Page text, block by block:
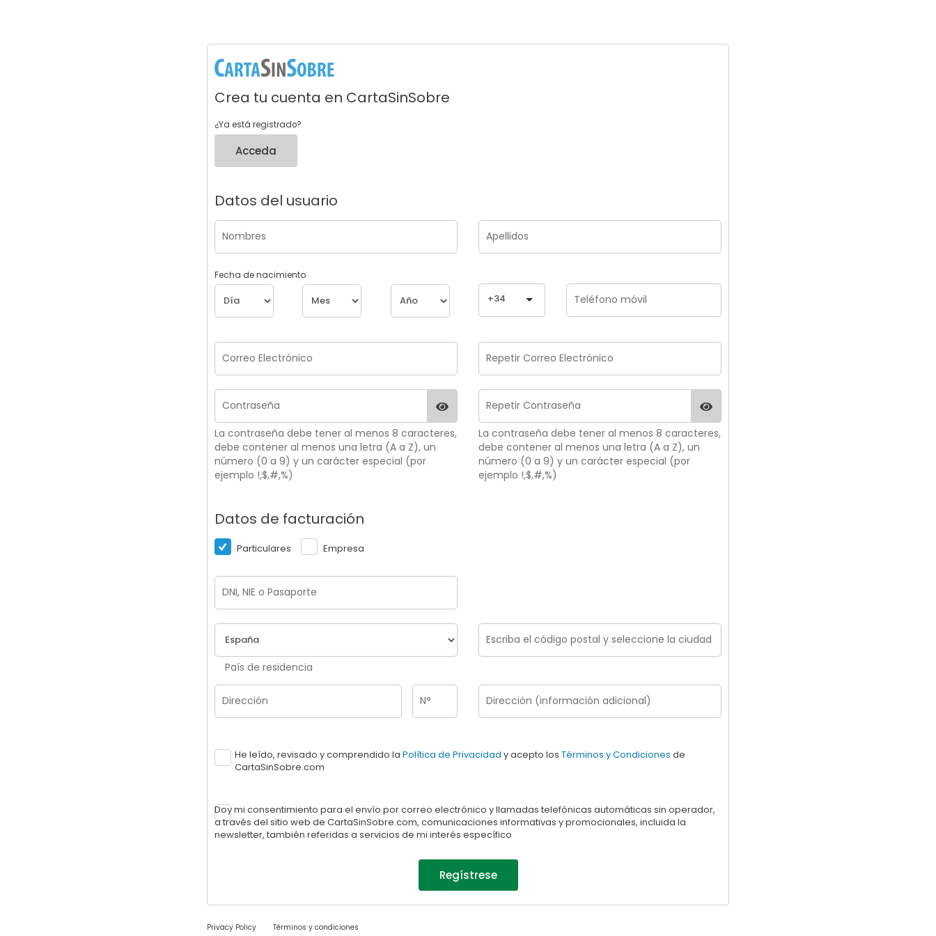
Crea tu cuenta en CartaSinSobre
¿Ya está registrado?
Acceda
Datos del usuario
Fecha de nacimiento
+34
La contraseña debe tener al menos 8 caracteres,
debe contener al menos una letra (A a Z), un
número (0 a 9) y un carácter especial (por
ejemplo !,$,#,%)
La contraseña debe tener al menos 8 caracteres,
debe contener al menos una letra (A a Z), un
número (0 a 9) y un carácter especial (por
ejemplo !,$,#,%)
Datos de facturación
Particulares Empresa
País de residencia
He leído, revisado y comprendido la Política de Privacidad y acepto los Términos y Condiciones de
CartaSinSobre.com
Doy mi consentimiento para el envío por correo electrónico y llamadas telefónicas automáticas sin operador,
a través del sitio web de CartaSinSobre.com, comunicaciones informativas y promocionales, incluida la
newsletter, también referidas a servicios de mi interés específico
Regístrese
Privacy Policy Términos y condiciones